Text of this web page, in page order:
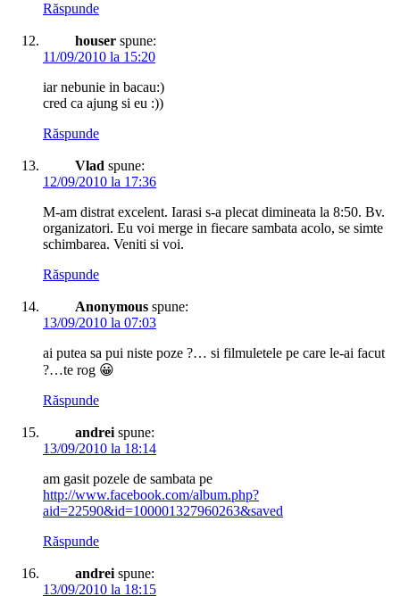
Răspunde
houser spune:
11/09/2010 la 15:20
iar nebunie in bacau:)
cred ca ajung si eu :))
Răspunde
Vlad spune:
12/09/2010 la 17:36
M-am distrat excelent. Iarasi s-a plecat dimineata la 8:50. Bv.
organizatori. Eu voi merge in fiecare sambata acolo, se simte
schimbarea. Veniti si voi.
Răspunde
Anonymous spune:
13/09/2010 la 07:03
ai putea sa pui niste poze ?… si filmuletele pe care le-ai facut
?…te rog 😀
Răspunde
andrei spune:
13/09/2010 la 18:14
am gasit pozele de sambata pe
http://www.facebook.com/album.php?
aid=22590&id=100001327960263&saved
Răspunde
andrei spune:
13/09/2010 la 18:15